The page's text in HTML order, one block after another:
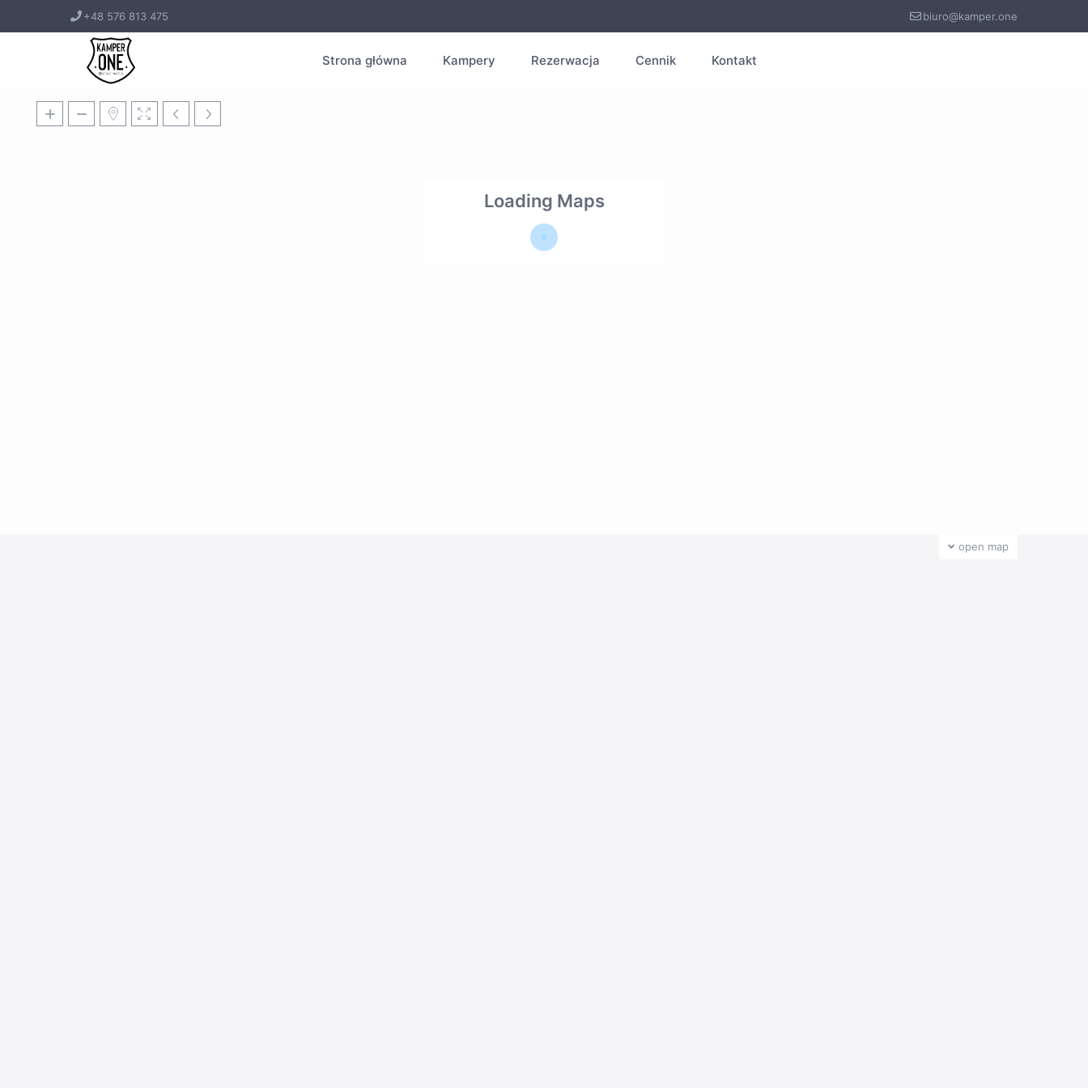
+48 576 813 475 biuro@kamper.one
Strona główna Kampery Rezerwacja Cennik Kontakt
Loading Maps
open map